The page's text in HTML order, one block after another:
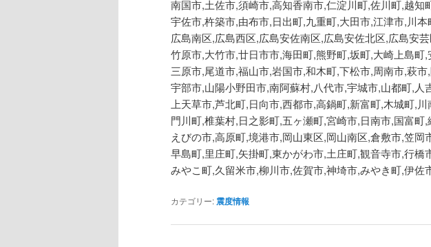
南国市,土佐市,須崎市,高知香南市,仁淀川町,佐川町,越知
宇佐市,杵築市,由布市,日出町,九重町,大田市,江津市,川本
広島南区,広島西区,広島安佐南区,広島安佐北区,広島安
竹原市,大竹市,廿日市市,海田町,熊野町,坂町,大崎上島町
三原市,尾道市,福山市,岩国市,和木町,下松市,周南市,萩
宇部市,山陽小野田市,南阿蘇村,八代市,宇城市,山都町,人
上天草市,芦北町,日向市,西都市,高鍋町,新富町,木城町,
門川町,椎葉村,日之影町,五ヶ瀬町,宮崎市,日南市,国富町
えびの市,高原町,境港市,岡山東区,岡山南区,倉敷市,笠岡
早島町,里庄町,矢掛町,東かがわ市,土庄町,観音寺市,行橋
みやこ町,久留米市,柳川市,佐賀市,神埼市,みやき町,伊佐
カテゴリー: 震度情報